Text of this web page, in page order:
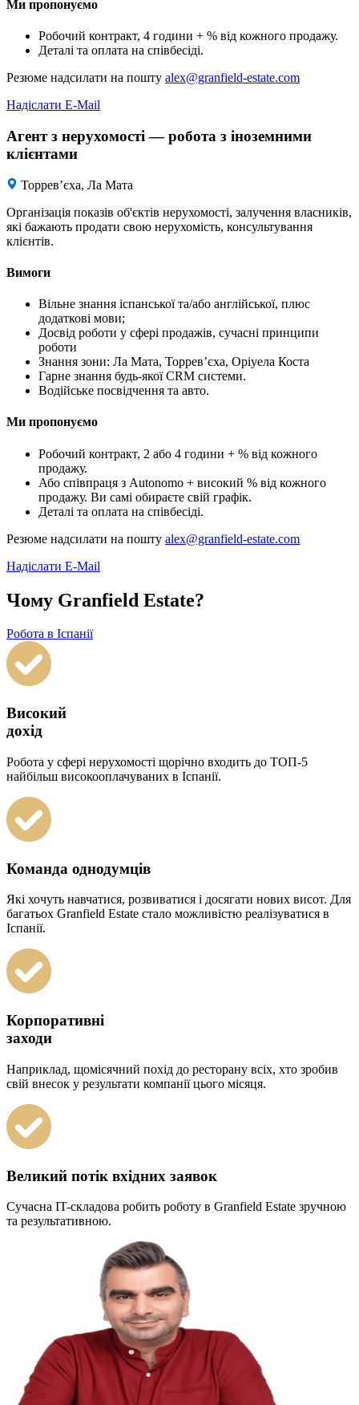
Ми пропонуємо
Робочий контракт, 4 години + % від кожного продажу.
Деталі та оплата на співбесіді.
Резюме надсилати на пошту alex@granfield-estate.com
Надіслати E-Mail
Агент з нерухомості — робота з іноземними
клієнтами
Торревʼєха, Ла Мата
Організація показів об'єктів нерухомості, залучення власників,
які бажають продати свою нерухомість, консультування
клієнтів.
Вимоги
Вільне знання іспанської та/або англійської, плюс
додаткові мови;
Досвід роботи у сфері продажів, сучасні принципи
роботи
Знання зони: Ла Мата, Торревʼєха, Оріуела Коста
Гарне знання будь-якої CRM системи.
Водійське посвідчення та авто.
Ми пропонуємо
Робочий контракт, 2 або 4 години + % від кожного
продажу.
Або співпраця з Autonomo + високий % від кожного
продажу. Ви самі обираєте свій графік.
Деталі та оплата на співбесіді.
Резюме надсилати на пошту alex@granfield-estate.com
Надіслати E-Mail
Чому Granfield Estate?
Робота в Іспанії
Високий
дохід
Робота у сфері нерухомості щорічно входить до ТОП-5
найбільш високооплачуваних в Іспанії.
Команда однодумців
Які хочуть навчатися, розвиватися і досягати нових висот. Для
багатьох Granfield Estate стало можливістю реалізуватися в
Іспанії.
Корпоративні
заходи
Наприклад, щомісячний похід до ресторану всіх, хто зробив
свій внесок у результати компанії цього місяця.
Великий потік вхідних заявок
Сучасна IT-складова робить роботу в Granfield Estate зручною
та результативною.